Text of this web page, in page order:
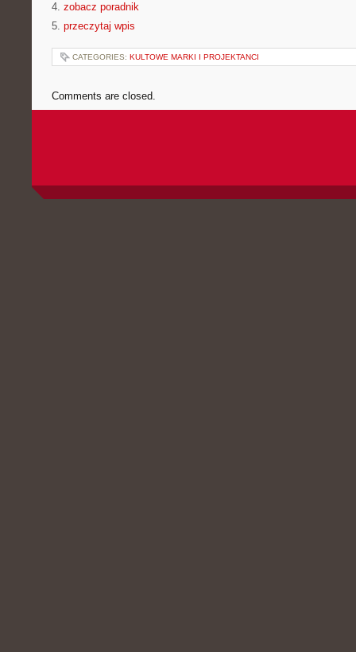
4. zobacz poradnik
5. przeczytaj wpis
CATEGORIES: KULTOWE MARKI I PROJEKTANCI
Comments are closed.